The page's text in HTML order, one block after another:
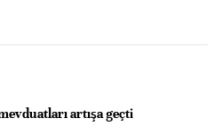
artışa geçti